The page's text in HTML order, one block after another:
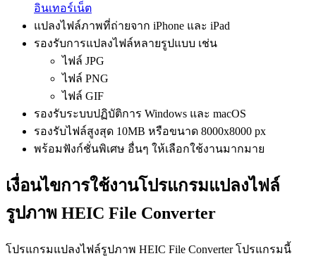
อินเทอร์เน็ต
แปลงไฟล์ภาพที่ถ่ายจาก iPhone และ iPad
รองรับการแปลงไฟล์หลายรูปแบบ เช่น
ไฟล์ JPG
ไฟล์ PNG
ไฟล์ GIF
รองรับระบบปฏิบัติการ Windows และ macOS
รองรับไฟล์สูงสุด 10MB หรือขนาด 8000x8000 px
พร้อมฟังก์ชั่นพิเศษ อื่นๆ ให้เลือกใช้งานมากมาย
เงื่อนไขการใช้งานโปรแกรมแปลงไฟล์
รูปภาพ HEIC File Converter
โปรแกรมแปลงไฟล์รูปภาพ HEIC File Converter โปรแกรมนี้